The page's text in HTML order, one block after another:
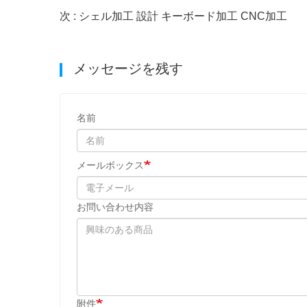
次 : シェル加工 設計 キーボード加工 CNC加工
メッセージを残す
名前
メールボックス
お問い合わせ内容
附件